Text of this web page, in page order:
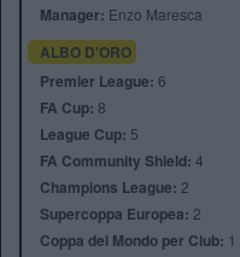
Manager: Enzo Maresca
ALBO D'ORO
Premier League: 6
FA Cup: 8
League Cup: 5
FA Community Shield: 4
Champions League: 2
Supercoppa Europea: 2
Coppa del Mondo per Club: 1